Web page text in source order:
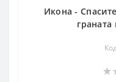
Икона -